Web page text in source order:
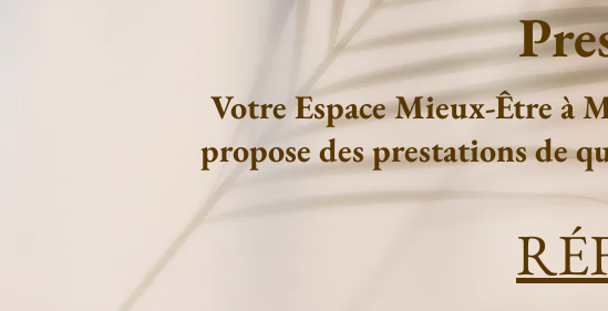
Votre Espace Mieux-Être à
propose des prestations de